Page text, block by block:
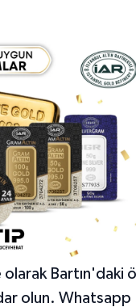
olarak Bartın'daki
olun. Whatsapp